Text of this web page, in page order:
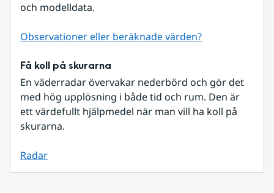
och modelldata.
Observationer eller beräknade värden?
Få koll på skurarna
En väderradar övervakar nederbörd och gör det
med hög upplösning i både tid och rum. Den är
ett värdefullt hjälpmedel när man vill ha koll på
skurarna.
Radar